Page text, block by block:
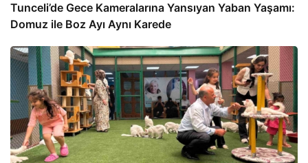
Tunceli’de Gece Kameralarına Yansıyan Yaban Yaşamı:
Domuz ile Boz Ayı Aynı Karede